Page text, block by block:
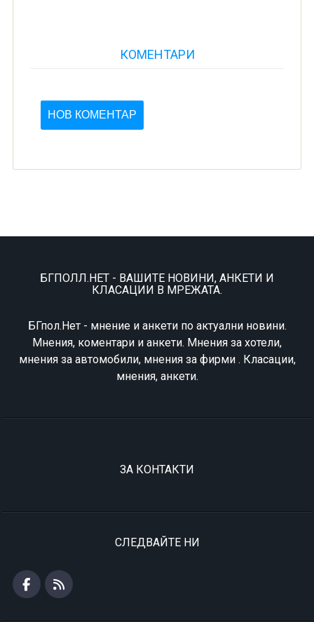
КОМЕНТАРИ
НОВ КОМЕНТАР
БГПОЛЛ.НЕТ - ВАШИТЕ НОВИНИ, АНКЕТИ И
КЛАСАЦИИ В МРЕЖАТА.
БГпол.Нет - мнение и анкети по актуални новини.
Мнения, коментари и анкети. Мнения за хотели,
мнения за автомобили, мнения за фирми . Класации,
мнения, анкети.
ЗА КОНТАКТИ
СЛЕДВАЙТЕ НИ